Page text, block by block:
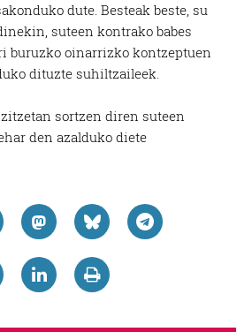
dute. Besteak beste, su
suteen kontrako babes
buruzko oinarrizko kontzeptuen
dituzte suhiltzaileek.
sortzen diren suteen
den azalduko diete